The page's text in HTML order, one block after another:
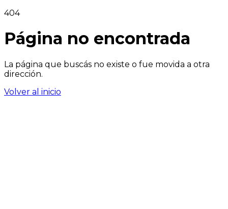
404
Página no encontrada
La página que buscás no existe o fue movida a otra
dirección.
Volver al inicio